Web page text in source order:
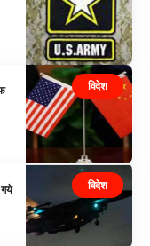
विदेश
विदेश
गये